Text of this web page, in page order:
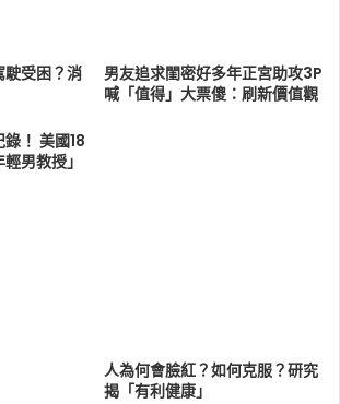
駛受困？消
男友追求閨密好多年正宮助攻3P
喊「值得」大票傻：刷新價值觀
！ 美國18
男教授」
人為何會臉紅？如何克服？研究
揭「有利健康」